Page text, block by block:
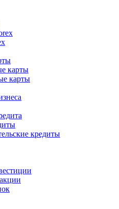
карты
карты
кредиты